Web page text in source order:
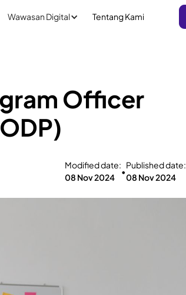
Wawasan Digital Tentang Kami
Officer
Modified date:
08 Nov 2024
•
Published date:
08 Nov 2024